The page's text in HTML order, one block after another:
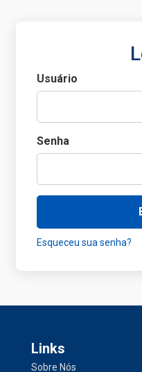
Usuário
Senha
Esqueceu sua senha?
Links
Sobre Nós